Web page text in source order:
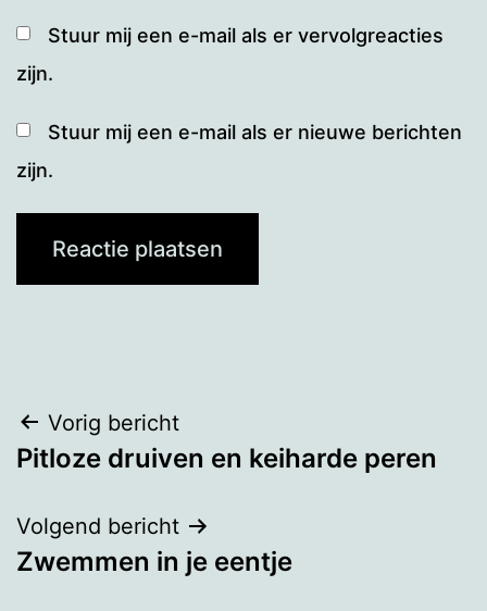
Stuur mij een e-mail als er vervolgreacties
zijn.
Stuur mij een e-mail als er nieuwe berichten
zijn.
Bericht
navigatie
Vorig bericht
Pitloze druiven en keiharde peren
Volgend bericht
Zwemmen in je eentje